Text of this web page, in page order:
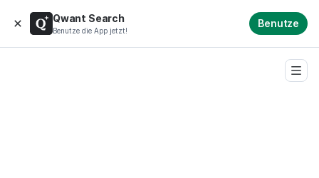
Qwant Search
Benutze die App jetzt!
Benutze